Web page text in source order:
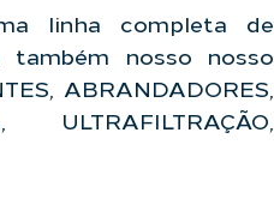
linha completa de
também nosso nosso
ABRANDADORES,
ULTRAFILTRAÇÃO,